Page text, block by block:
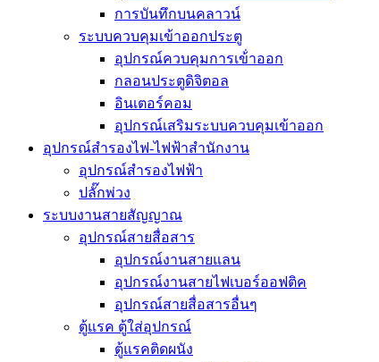
การบันทึกบนคลาวน์
ระบบควบคุมเข้าออกประตู
อุปกรณ์ควบคุมการเข้่าออก
กลอนประตูดิจิตอล
อินเตอร์คอม
อุปกรณ์เสริมระบบควบคุมเข้าออก
อุปกรณ์สำรองไฟ-ไฟฟ้าสำนักงาน
อุปกรณ์สำรองไฟฟ้า
ปลั๊กพ่วง
ระบบงานสายสัญญาณ
อุปกรณ์สายสื่อสาร
อุปกรณ์งานสายแลน
อุปกรณ์งานสายไฟเบอร์ออฟติค
อุปกรณ์สายสื่อสารอื่นๆ
ตู้แรค ตู้ใส่อุปกรณ์
ตู้แรคติดผนัง